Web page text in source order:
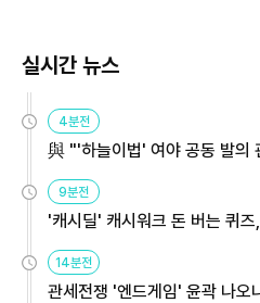
실시간 뉴스
4분전
與 "'하늘이법' 여야 공동 발의
9분전
'캐시딜' 캐시워크 돈 버는 퀴
14분전
관세전쟁 '엔드게임' 윤곽 나